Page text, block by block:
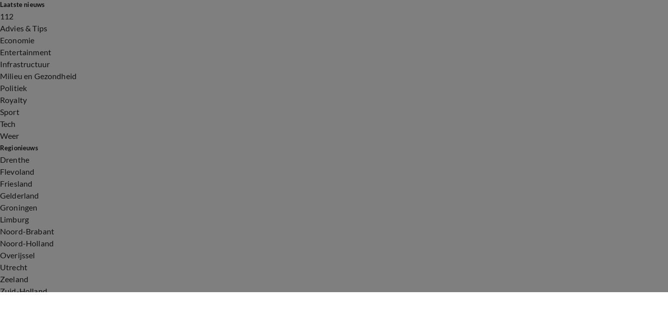
Laatste nieuws
112
Advies & Tips
Economie
Entertainment
Infrastructuur
Milieu en Gezondheid
Politiek
Royalty
Sport
Tech
Weer
Regionieuws
Drenthe
Flevoland
Friesland
Gelderland
Groningen
Limburg
Noord-Brabant
Noord-Holland
Overijssel
Utrecht
Zeeland
Zuid-Holland